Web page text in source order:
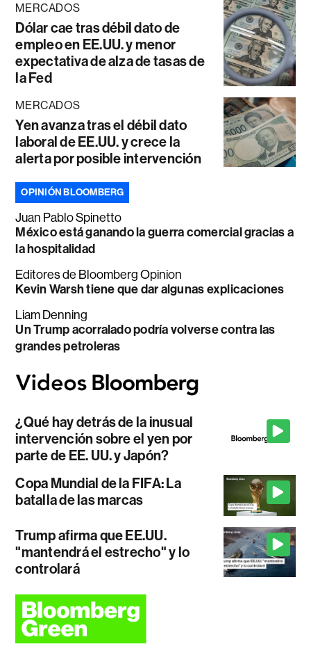
MERCADOS
Dólar cae tras débil dato de
empleo en EE.UU. y menor
expectativa de alza de tasas de
la Fed
MERCADOS
Yen avanza tras el débil dato
laboral de EE.UU. y crece la
alerta por posible intervención
OPINIÓN BLOOMBERG
Juan Pablo Spinetto
México está ganando la guerra comercial gracias a
la hospitalidad
Editores de Bloomberg Opinion
Kevin Warsh tiene que dar algunas explicaciones
Liam Denning
Un Trump acorralado podría volverse contra las
grandes petroleras
¿Qué hay detrás de la inusual
intervención sobre el yen por
parte de EE. UU. y Japón?
Copa Mundial de la FIFA: La
batalla de las marcas
Trump afirma que EE.UU.
"mantendrá el estrecho" y lo
controlará